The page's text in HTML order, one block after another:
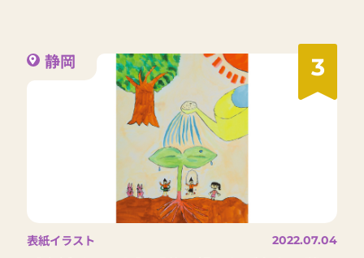
3
静岡
表紙イラスト 2022.07.04